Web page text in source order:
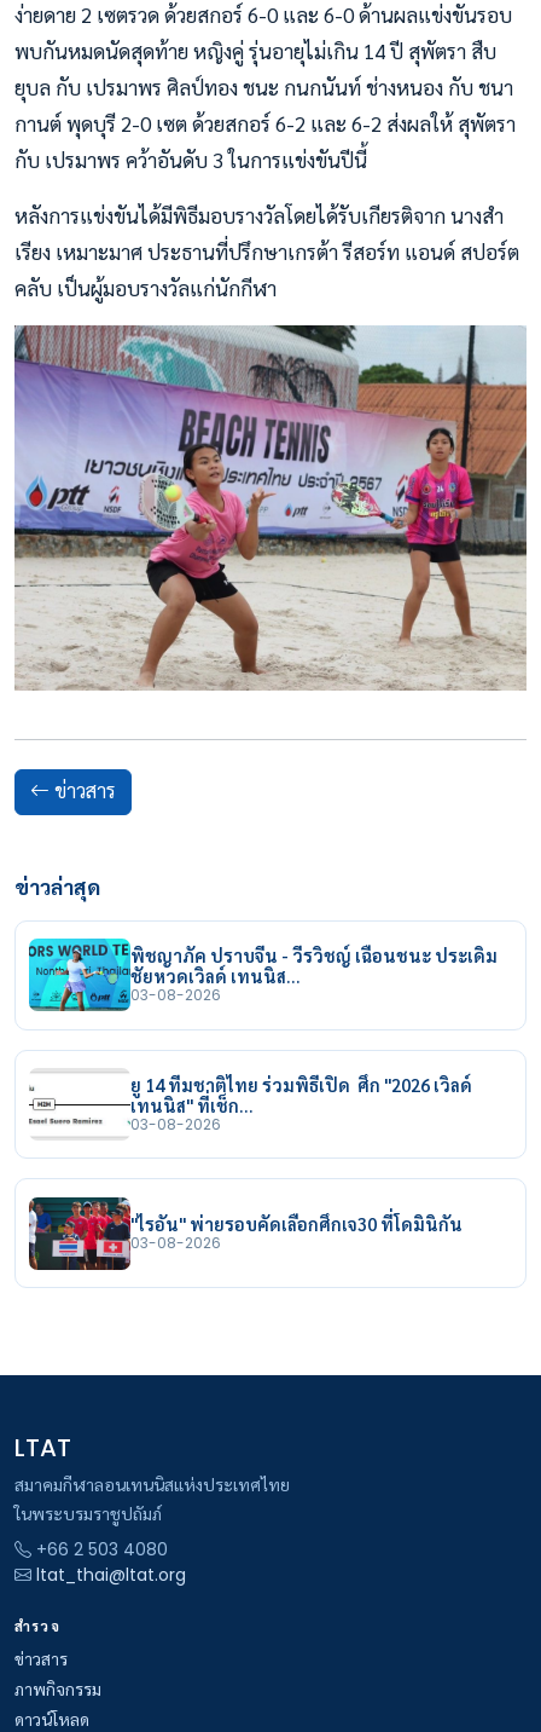
ง่ายดาย 2 เซตรวด ด้วยสกอร์ 6-0 และ 6-0 ด้านผลแข่งขันรอบ
พบกันหมดนัดสุดท้าย หญิงคู่ รุ่นอายุไม่เกิน 14 ปี สุพัตรา สืบ
ยุบล กับ เปรมาพร ศิลป์ทอง ชนะ กนกนันท์ ช่างหนอง กับ ชนา
กานต์ พุดบุรี 2-0 เซต ด้วยสกอร์ 6-2 และ 6-2 ส่งผลให้ สุพัตรา
กับ เปรมาพร คว้าอันดับ 3 ในการแข่งขันปีนี้
หลังการแข่งขันได้มีพิธีมอบรางวัลโดยได้รับเกียรติจาก นางสำ
เรียง เหมาะมาศ ประธานที่ปรึกษาเกรต้า รีสอร์ท แอนด์ สปอร์ต
คลับ เป็นผู้มอบรางวัลแก่นักกีฬา
ข่าวสาร
ข่าวล่าสุด
พิชญาภัค ปราบจีน - วีรวิชญ์ เฉือนชนะ ประเดิม
ชัยหวดเวิลด์ เทนนิส…
03-08-2026
ยู 14 ทีมชาติไทย ร่วมพิธีเปิด ศึก "2026 เวิลด์
เทนนิส" ที่เช็ก…
03-08-2026
"ไรอัน" พ่ายรอบคัดเลือกศึกเจ30 ที่โดมินิกัน
03-08-2026
LTAT
สมาคมกีฬาลอนเทนนิสแห่งประเทศไทย
ในพระบรมราชูปถัมภ์
+66 2 503 4080
ltat_thai@ltat.org
สำรวจ
ข่าวสาร
ภาพกิจกรรม
ดาวน์โหลด